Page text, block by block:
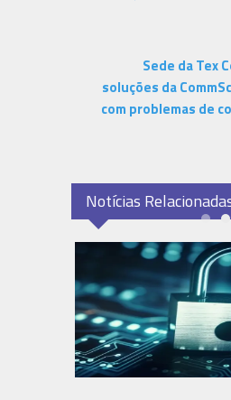
Sede da Tex
soluções da
com problemas de
Notícias